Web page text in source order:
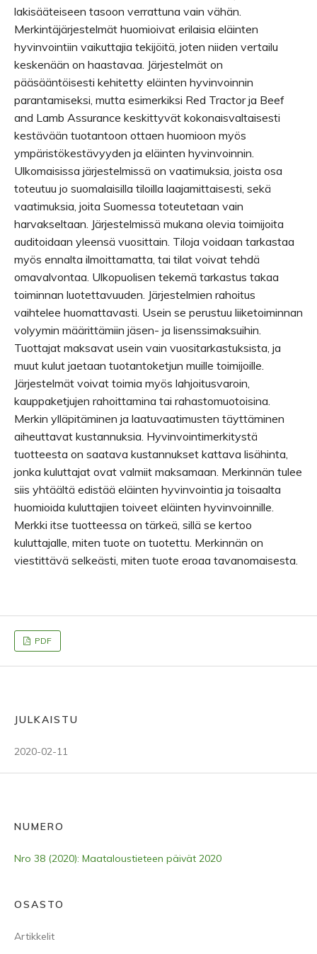
lakisääteiseen tasoon verrattuna vain vähän.
Merkintäjärjestelmät huomioivat erilaisia eläinten
hyvinvointiin vaikuttajia tekijöitä, joten niiden vertailu
keskenään on haastavaa. Järjestelmät on
pääsääntöisesti kehitetty eläinten hyvinvoinnin
parantamiseksi, mutta esimerkiksi Red Tractor ja Beef
and Lamb Assurance keskittyvät kokonaisvaltaisesti
kestävään tuotantoon ottaen huomioon myös
ympäristökestävyyden ja eläinten hyvinvoinnin.
Ulkomaisissa järjestelmissä on vaatimuksia, joista osa
toteutuu jo suomalaisilla tiloilla laajamittaisesti, sekä
vaatimuksia, joita Suomessa toteutetaan vain
harvakseltaan. Järjestelmissä mukana olevia toimijoita
auditoidaan yleensä vuosittain. Tiloja voidaan tarkastaa
myös ennalta ilmoittamatta, tai tilat voivat tehdä
omavalvontaa. Ulkopuolisen tekemä tarkastus takaa
toiminnan luotettavuuden. Järjestelmien rahoitus
vaihtelee huomattavasti. Usein se perustuu liiketoiminnan
volyymin määrittämiin jäsen- ja lisenssimaksuihin.
Tuottajat maksavat usein vain vuositarkastuksista, ja
muut kulut jaetaan tuotantoketjun muille toimijoille.
Järjestelmät voivat toimia myös lahjoitusvaroin,
kauppaketjujen rahoittamina tai rahastomuotoisina.
Merkin ylläpitäminen ja laatuvaatimusten täyttäminen
aiheuttavat kustannuksia. Hyvinvointimerkitystä
tuotteesta on saatava kustannukset kattava lisähinta,
jonka kuluttajat ovat valmiit maksamaan. Merkinnän tulee
siis yhtäältä edistää eläinten hyvinvointia ja toisaalta
huomioida kuluttajien toiveet eläinten hyvinvoinnille.
Merkki itse tuotteessa on tärkeä, sillä se kertoo
kuluttajalle, miten tuote on tuotettu. Merkinnän on
viestittävä selkeästi, miten tuote eroaa tavanomaisesta.
PDF
JULKAISTU
2020-02-11
NUMERO
Nro 38 (2020): Maataloustieteen päivät 2020
OSASTO
Artikkelit